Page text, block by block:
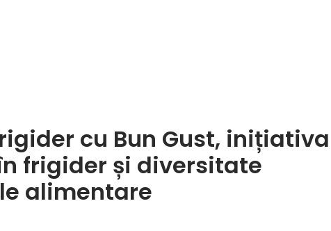
cu Bun Gust, inițiativa
frigider și diversitate
alimentare